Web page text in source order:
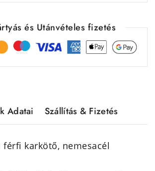
és Utánvételes fizetés
Adatai Szállítás & Fizetés
férfi karkötő, nemesacél